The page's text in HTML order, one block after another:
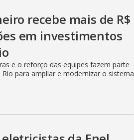
recebe mais de R$
em investimentos
e o reforço das equipes fazem parte
Rio para ampliar e modernizar o sistema